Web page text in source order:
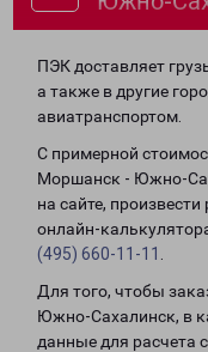
ПЭК доставляет
а также в другие
авиатранспортом.
С примерной
Моршанск - Южно-
на сайте,
онлайн-
(495) 660-11-11
Для того, чтобы
Южно-Сахалинск, в
данные для расчета